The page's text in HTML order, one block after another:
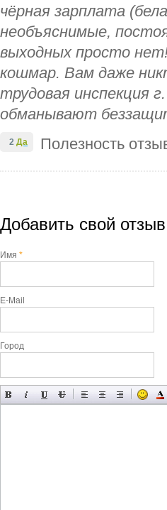
чёрная зарплата
необъяснимые,
выходных просто
кошмар. Вам даже
трудовая инспекция
обманывают
Полезность
2 Да
Добавить свой отзыв
Имя *
E-Mail
Город